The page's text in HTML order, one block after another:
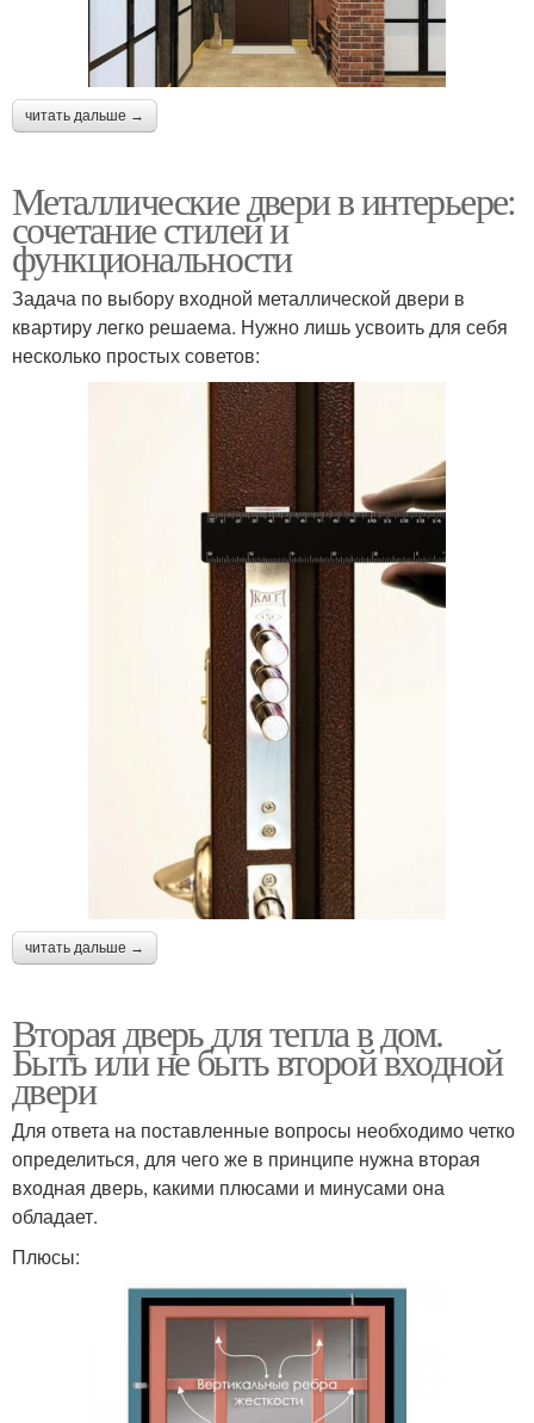
читать дальше →
Металлические двери в интерьере:
сочетание стилей и
функциональности
Задача по выбору входной металлической двери в
квартиру легко решаема. Нужно лишь усвоить для себя
несколько простых советов:
читать дальше →
Вторая дверь для тепла в дом.
Быть или не быть второй входной
двери
Для ответа на поставленные вопросы необходимо четко
определиться, для чего же в принципе нужна вторая
входная дверь, какими плюсами и минусами она
обладает.
Плюсы: